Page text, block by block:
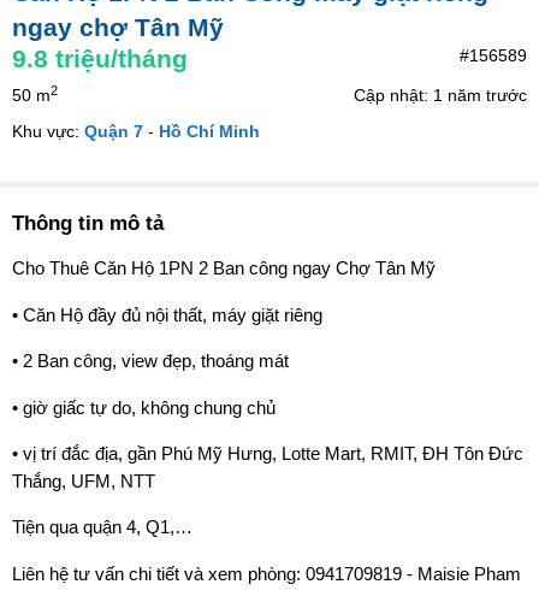
ngay chợ Tân Mỹ
9.8 triệu/tháng #156589
50 m2
Cập nhật: 1 năm trước
Khu vực: Quận 7 - Hồ Chí Minh
Thông tin mô tả
Cho Thuê Căn Hộ 1PN 2 Ban công ngay Chợ Tân Mỹ
• Căn Hộ đầy đủ nội thất, máy giặt riêng
• 2 Ban công, view đẹp, thoáng mát
• giờ giấc tự do, không chung chủ
• vị trí đắc địa, gần Phú Mỹ Hưng, Lotte Mart, RMIT, ĐH Tôn Đức
Thắng, UFM, NTT
Tiện qua quận 4, Q1,…
Liên hệ tư vấn chi tiết và xem phòng: 0941709819 - Maisie Pham